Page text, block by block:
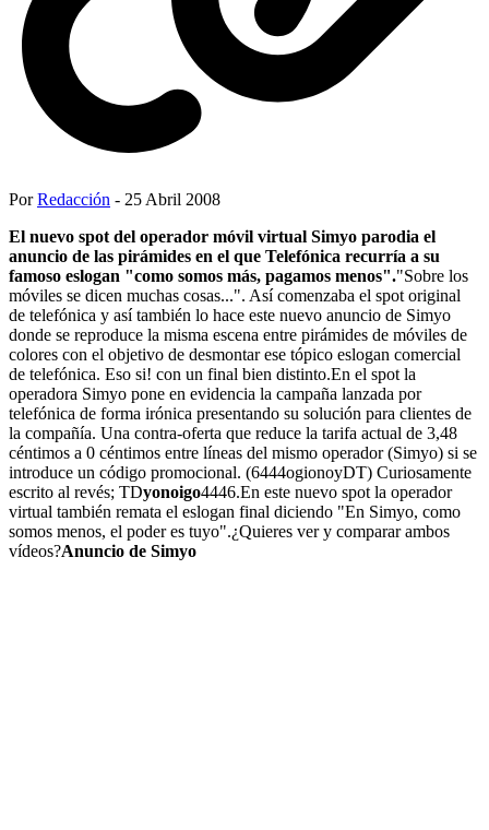
PorRedacción - 25 Abril 2008
El nuevo spot del operador móvil virtual Simyo parodia el
anuncio de las pirámides en el que Telefónica recurría a su
famoso eslogan "como somos más, pagamos menos"."Sobre los
móviles se dicen muchas cosas...". Así comenzaba el spot original
de telefónica y así también lo hace este nuevo anuncio de Simyo
donde se reproduce la misma escena entre pirámides de móviles de
colores con el objetivo de desmontar ese tópico eslogan comercial
de telefónica. Eso si! con un final bien distinto.En el spot la
operadora Simyo pone en evidencia la campaña lanzada por
telefónica de forma irónica presentando su solución para clientes de
la compañía. Una contra-oferta que reduce la tarifa actual de 3,48
céntimos a 0 céntimos entre líneas del mismo operador (Simyo) si se
introduce un código promocional. (6444ogionoyDT) Curiosamente
escrito al revés; TDyonoigo4446.En este nuevo spot la operador
virtual también remata el eslogan final diciendo "En Simyo, como
somos menos, el poder es tuyo".¿Quieres ver y comparar ambos
vídeos?Anuncio de Simyo